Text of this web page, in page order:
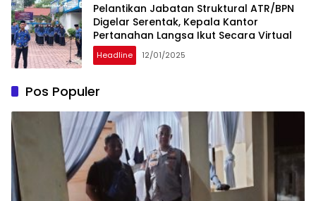
Pelantikan Jabatan Struktural ATR/BPN
Digelar Serentak, Kepala Kantor
Pertanahan Langsa Ikut Secara Virtual
Headline 12/01/2025
Pos Populer